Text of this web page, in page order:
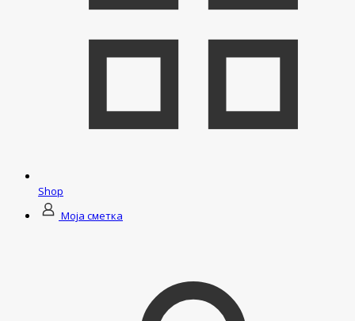
Shop
Моја сметка